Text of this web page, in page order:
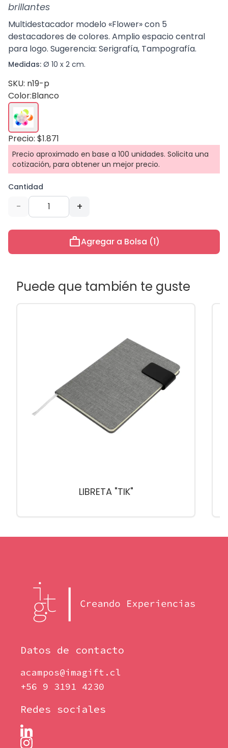
brillantes
Multidestacador modelo «Flower» con 5
destacadores de colores. Amplio espacio central
para logo. Sugerencia: Serigrafía, Tampografía.
Medidas: Ø 10 x 2 cm.
SKU: n19-p
Color:Blanco
Precio: $1.871
Precio aproximado en base a 100 unidades. Solicita una
cotización, para obtener un mejor precio.
Cantidad
- +
workAgregar a Bolsa (1)
Puede que también te guste
LIBRETA "TIK"
Datos de contacto
acampos@imagift.cl
+56 9 3191 4230
Redes sociales